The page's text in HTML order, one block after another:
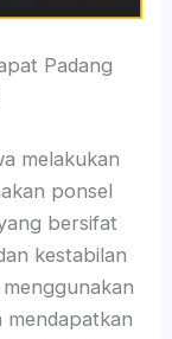
Padang
melakukan
ponsel
bersifat
kestabilan